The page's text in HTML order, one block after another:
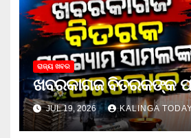
ରାଜ୍ୟ ଖବର
ଖବରକାଗଜ ବିତରକଙ୍କ
JUL 19, 2026 KALINGA